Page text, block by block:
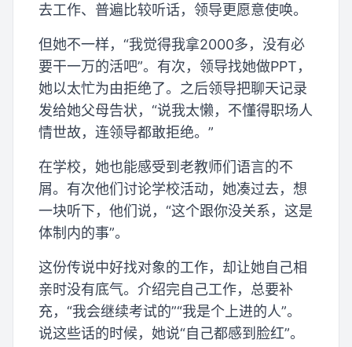
去工作、普遍比较听话，领导更愿意使唤。
但她不一样，“我觉得我拿2000多，没有必
要干一万的活吧”。有次，领导找她做PPT，
她以太忙为由拒绝了。之后领导把聊天记录
发给她父母告状，“说我太懒，不懂得职场人
情世故，连领导都敢拒绝。”
在学校，她也能感受到老教师们语言的不
屑。有次他们讨论学校活动，她凑过去，想
一块听下，他们说，“这个跟你没关系，这是
体制内的事”。
这份传说中好找对象的工作，却让她自己相
亲时没有底气。介绍完自己工作，总要补
充，“我会继续考试的”“我是个上进的人”。
说这些话的时候，她说“自己都感到脸红”。